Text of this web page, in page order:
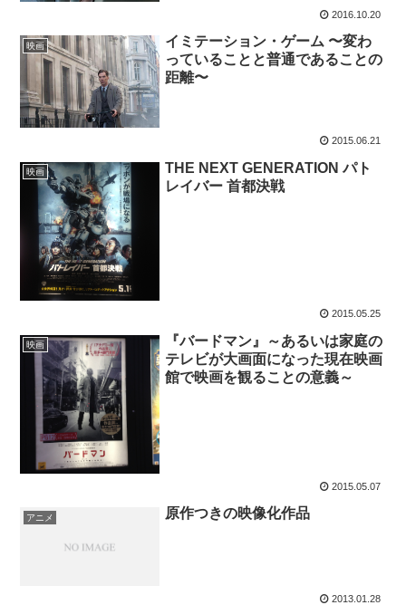
2016.10.20
映画
イミテーション・ゲーム 〜変わ
っていることと普通であることの
距離〜
2015.06.21
映画
THE NEXT GENERATION パト
レイバー 首都決戦
2015.05.25
映画
『バードマン』～あるいは家庭の
テレビが大画面になった現在映画
館で映画を観ることの意義～
2015.05.07
アニメ 原作つきの映像化作品
2013.01.28